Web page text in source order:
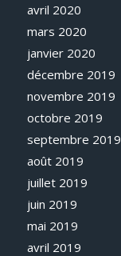
avril 2020
mars 2020
janvier 2020
décembre 2019
novembre 2019
octobre 2019
septembre 2019
août 2019
juillet 2019
juin 2019
mai 2019
avril 2019